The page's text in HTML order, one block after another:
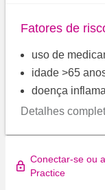
Fatores de
uso de
idade >65
doença
Detalhes
Conectar-se ou
Practice